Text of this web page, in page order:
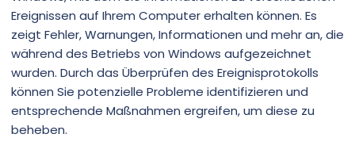
Ereignissen auf Ihrem Computer erhalten können. Es
zeigt Fehler, Warnungen, Informationen und mehr an, die
während des Betriebs von Windows aufgezeichnet
wurden. Durch das Überprüfen des Ereignisprotokolls
können Sie potenzielle Probleme identifizieren und
entsprechende Maßnahmen ergreifen, um diese zu
beheben.